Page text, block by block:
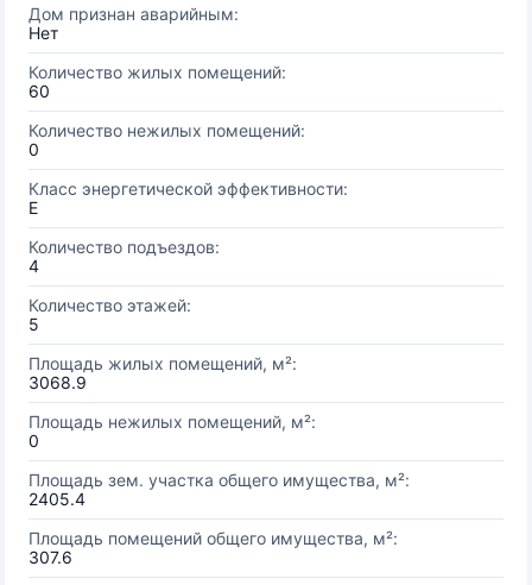
Дом признан аварийным:
Нет
Количество жилых помещений:
60
Количество нежилых помещений:
0
Класс энергетической эффективности:
E
Количество подъездов:
4
Количество этажей:
5
Площадь жилых помещений, м²:
3068.9
Площадь нежилых помещений, м²:
0
Площадь зем. участка общего имущества, м²:
2405.4
Площадь помещений общего имущества, м²:
307.6